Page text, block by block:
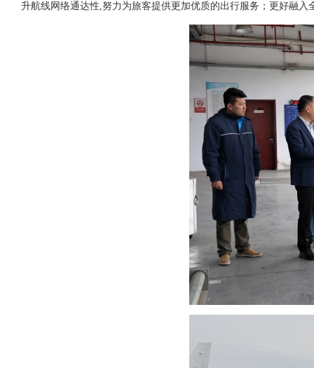
升航线网络通达性,努力为旅客提供更加优质的出行服务；更好融